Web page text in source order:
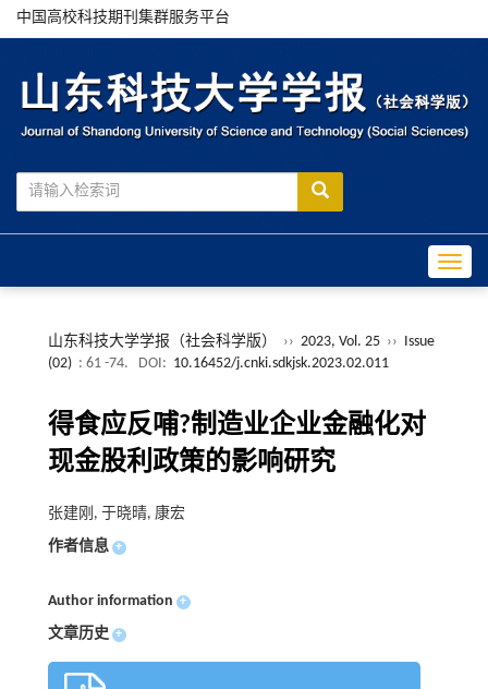
中国高校科技期刊集群服务平台
山东科技大学学报（社会科学版） ›› 2023, Vol. 25 ›› Issue
(02) : 61 -74. DOI: 10.16452/j.cnki.sdkjsk.2023.02.011
得食应反哺?制造业企业金融化对
现金股利政策的影响研究
张建刚, 于晓晴, 康宏
作者信息 +
Author information +
文章历史 +